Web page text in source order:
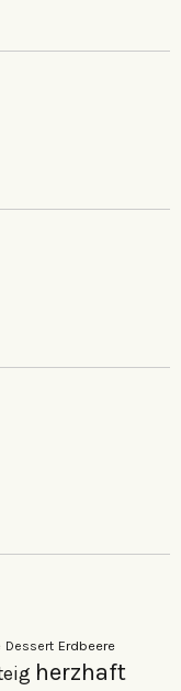
Dessert Erdbeere
herzhaft